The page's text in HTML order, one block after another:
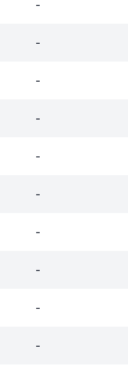
-
-
-
-
-
-
-
-
-
-